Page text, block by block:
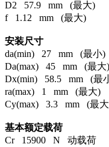
D2 57.9 mm (最大)
f 1.12 mm (最大)
安装尺寸
da(min) 27 mm (最小)
Da(max) 45 mm (最大)
Dx(min) 58.5 mm (最
ra(max) 1 mm (最大)
Cy(max) 3.3 mm (最
基本额定载荷
Cr 15900 N 动载荷